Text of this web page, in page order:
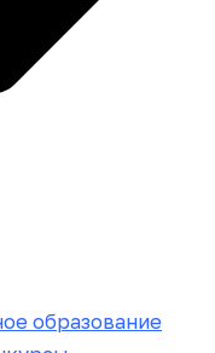
образование